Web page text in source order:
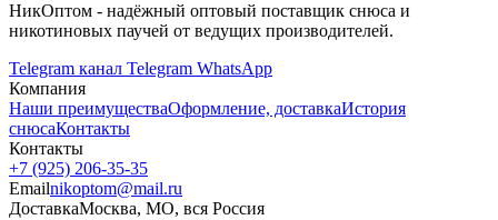
НикОптом - надёжный оптовый поставщик снюса и
никотиновых паучей от ведущих производителей.
Telegram канал Telegram WhatsApp
Компания
Наши преимуществаОформление, доставкаИстория
снюсаКонтакты
Контакты
+7 (925) 206‑35‑35
Emailnikoptom@mail.ru
ДоставкаМосква, МО, вся Россия